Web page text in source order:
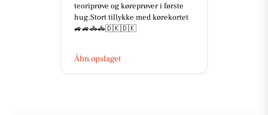
teoriprøve og køreprøver i første
hug.Stort tillykke med kørekortet
🚙🚙🚓🚓🇩🇰🇩🇰
Åbn opslaget